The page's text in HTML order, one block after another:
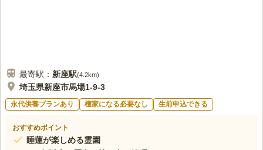
最寄駅： 新座駅(4.2km)
埼玉県新座市馬場1-9-3
永代供養プランあり 檀家になる必要なし 生前申込できる
おすすめポイント
睡蓮が楽しめる霊園